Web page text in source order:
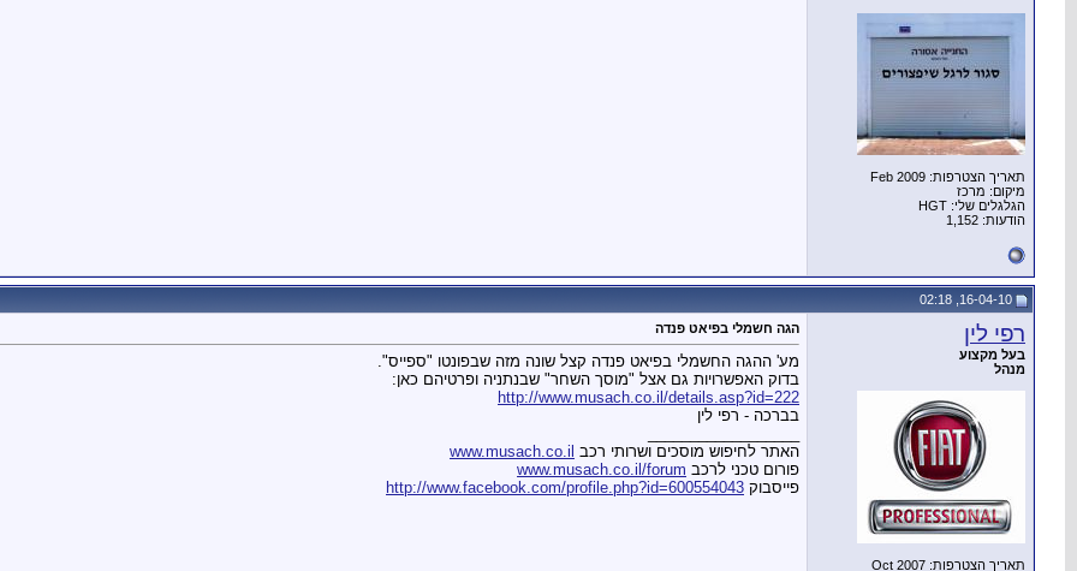
תאריך הצטרפות: Feb 2009
מיקום: מרכז
הגלגלים שלי: HGT
הודעות: 1,152
רפי לין
בעל מקצוע
מנהל
תאריך הצטרפות: Oct 2007
הגה חשמלי בפיאט פנדה
מע' ההגה החשמלי בפיאט פנדה קצל שונה מזה שבפונטו "ספייס".
בדוק האפשרויות גם אצל "מוסך השחר" שבנתניה ופרטיהם כאן:
http://www.musach.co.il/details.asp?id=222
בברכה - רפי לין
האתר לחיפוש מוסכים ושרותי רכב www.musach.co.il
פורום טכני לרכב www.musach.co.il/forum
פייסבוק http://www.facebook.com/profile.php?id=600554043